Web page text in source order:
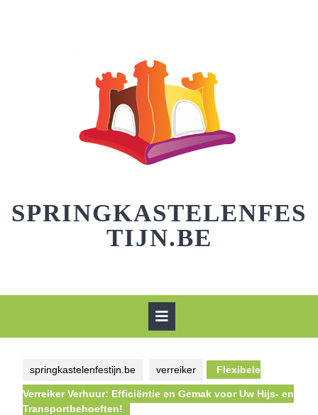
SPRINGKASTELENFES
TIJN.BE
springkastelenfestijn.be verreiker Flexibele
Verreiker Verhuur: Efficiëntie en Gemak voor Uw Hijs- en
Transportbehoeften!